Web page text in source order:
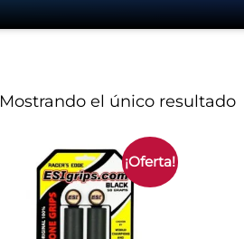
Mostrando el único resultado
¡Oferta!